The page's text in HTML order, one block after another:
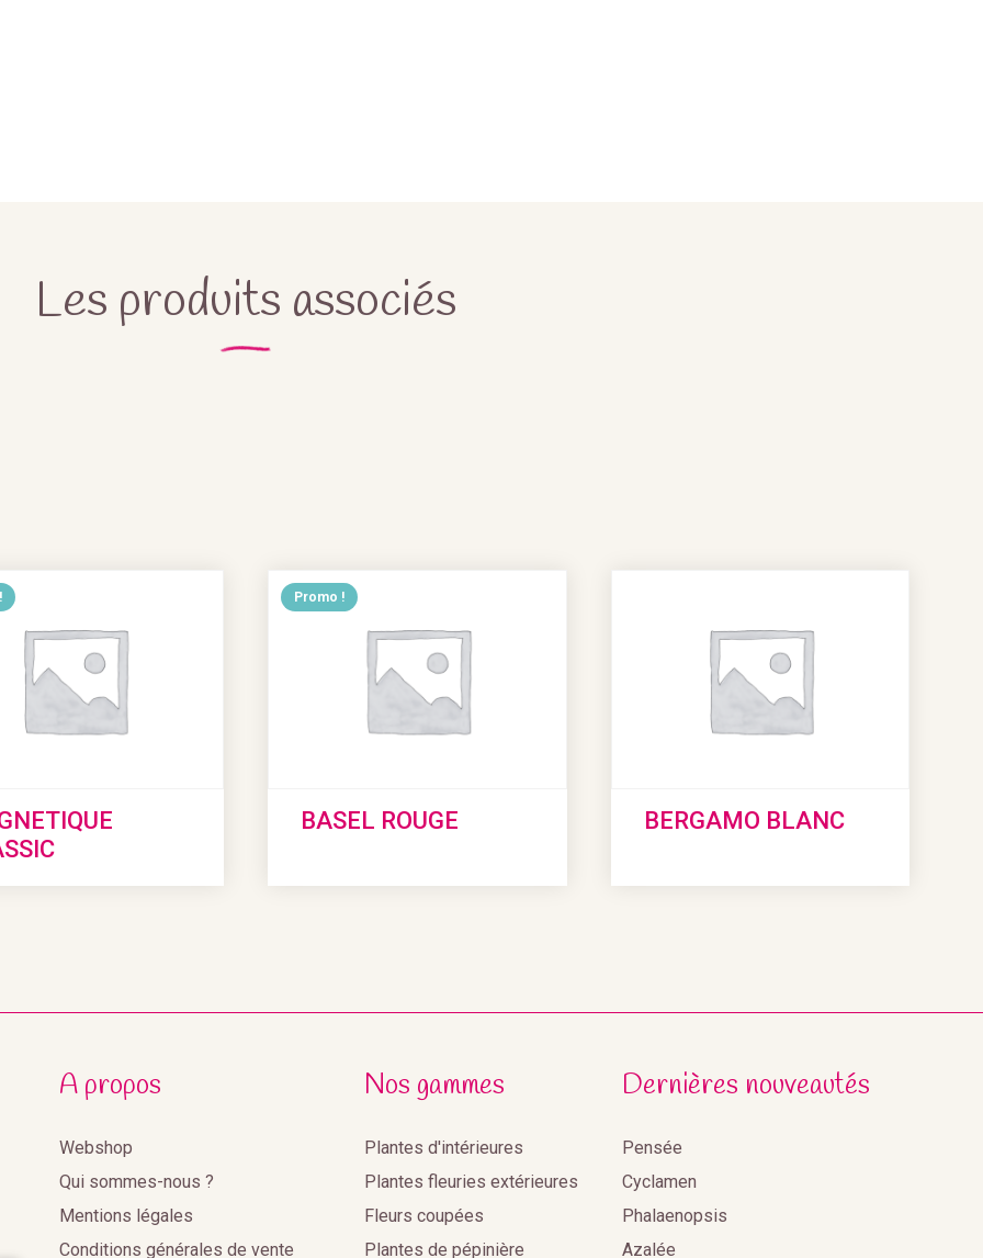
Les produits associés
Promo !
BASEL ROUGE BERGAMO BLANC
A propos
Webshop
Qui sommes-nous ?
Mentions légales
Conditions générales de vente
Nos gammes
Plantes d'intérieures
Plantes fleuries extérieures
Fleurs coupées
Plantes de pépinière
Dernières nouveautés
Pensée
Cyclamen
Phalaenopsis
Azalée